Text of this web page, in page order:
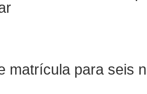
matrícula para seis